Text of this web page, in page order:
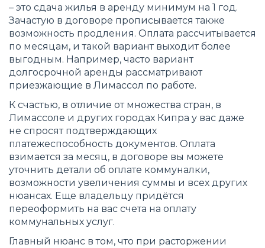
– это сдача жилья в аренду минимум на 1 год.
Зачастую в договоре прописывается также
возможность продления. Оплата рассчитывается
по месяцам, и такой вариант выходит более
выгодным. Например, часто вариант
долгосрочной аренды рассматривают
приезжающие в Лимассол по работе.
К счастью, в отличие от множества стран, в
Лимассоле и других городах Кипра у вас даже
не спросят подтверждающих
платежеспособность документов. Оплата
взимается за месяц, в договоре вы можете
уточнить детали об оплате коммуналки,
возможности увеличения суммы и всех других
нюансах. Еще владельцу придётся
переоформить на вас счета на оплату
коммунальных услуг.
Главный нюанс в том, что при расторжении